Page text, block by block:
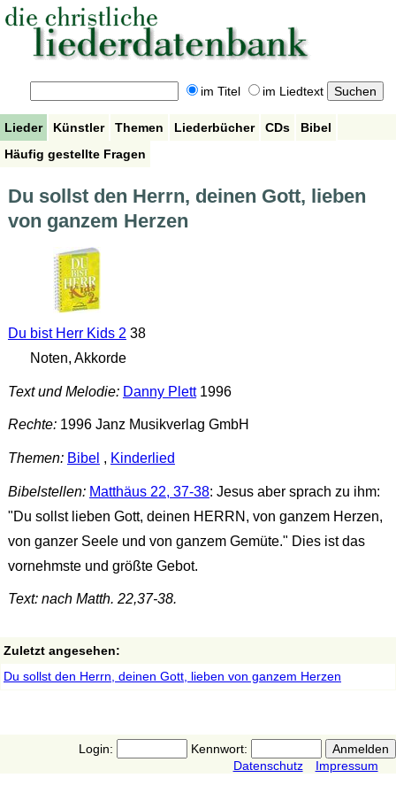
im Titel im Liedtext
Lieder Künstler Themen Liederbücher CDs
Bibel
Häufig gestellte Fragen
Du sollst den Herrn, deinen Gott, lieben
von ganzem Herzen
Du bist Herr Kids 2 38
Noten, Akkorde
Text und Melodie: Danny Plett1996
Rechte:1996 Janz Musikverlag GmbH
Themen: Bibel , Kinderlied
Bibelstellen: Matthäus 22, 37-38: Jesus aber sprach zu ihm:
"Du sollst lieben Gott, deinen HERRN, von ganzem Herzen,
von ganzer Seele und von ganzem Gemüte." Dies ist das
vornehmste und größte Gebot.
Text: nach Matth. 22,37-38.
Zuletzt angesehen:
Du sollst den Herrn, deinen Gott, lieben von ganzem Herzen
Login:
Kennwort:
Datenschutz
Impressum